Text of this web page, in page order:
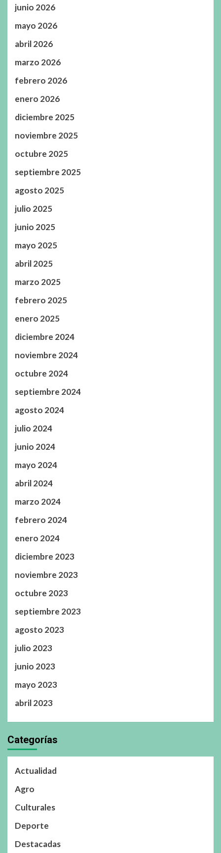
junio 2026
mayo 2026
abril 2026
marzo 2026
febrero 2026
enero 2026
diciembre 2025
noviembre 2025
octubre 2025
septiembre 2025
agosto 2025
julio 2025
junio 2025
mayo 2025
abril 2025
marzo 2025
febrero 2025
enero 2025
diciembre 2024
noviembre 2024
octubre 2024
septiembre 2024
agosto 2024
julio 2024
junio 2024
mayo 2024
abril 2024
marzo 2024
febrero 2024
enero 2024
diciembre 2023
noviembre 2023
octubre 2023
septiembre 2023
agosto 2023
julio 2023
junio 2023
mayo 2023
abril 2023
Categorías
Actualidad
Agro
Culturales
Deporte
Destacadas